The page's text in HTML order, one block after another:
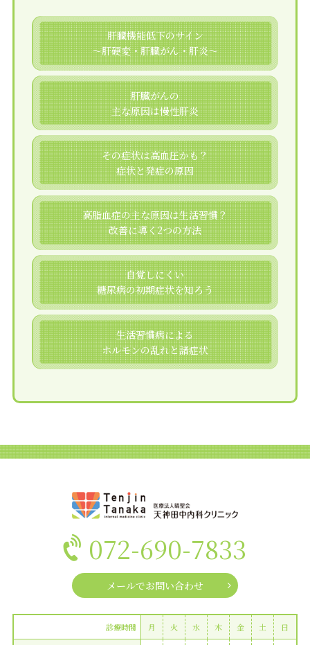
肝臓機能低下のサイン
～肝硬変・肝臓がん・肝炎～
肝臓がんの
主な原因は慢性肝炎
その症状は高血圧かも？
症状と発症の原因
高脂血症の主な原因は生活習慣？
改善に導く2つの方法
自覚しにくい
糖尿病の初期症状を知ろう
生活習慣病による
ホルモンの乱れと諸症状
072-690-7833
メールでお問い合わせ
診療時間 月 火 水 木 金 土 日